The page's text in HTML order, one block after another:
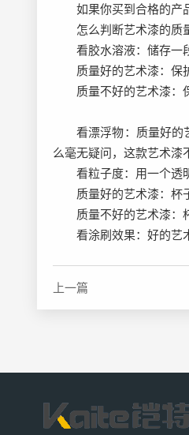
如果你买到合格的产
怎么判断艺术漆的质
看胶水溶液：储存一
质量好的艺术漆：保
质量不好的艺术漆：
看漂浮物：质量好的
么毫无疑问，这款艺术漆
看粒子度：用一个透
质量好的艺术漆：杯
质量不好的艺术漆：
看涂刷效果：好的艺
上一篇